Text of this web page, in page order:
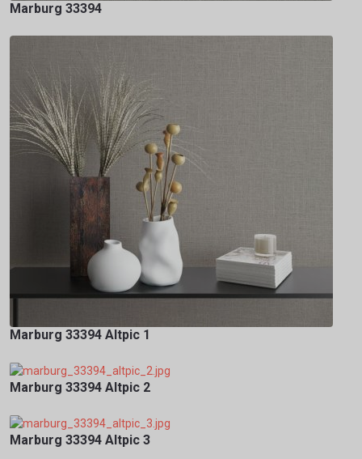
Marburg 33394
Marburg 33394 Altpic 1
Marburg 33394 Altpic 2
Marburg 33394 Altpic 3